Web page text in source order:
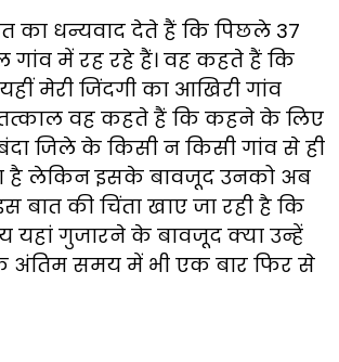
का धन्यवाद देते हैं कि पिछले 37
गांव में रह रहे हैं। वह कहते हैं कि
मेरी जिंदगी का आखिरी गांव
तत्काल वह कहते हैं कि कहने के लिए
जिले के किसी न किसी गांव से ही
है लेकिन इसके बावजूद उनको अब
बात की चिंता खाए जा रही है कि
यहां गुजारने के बावजूद क्या उन्हें
अंतिम समय में भी एक बार फिर से